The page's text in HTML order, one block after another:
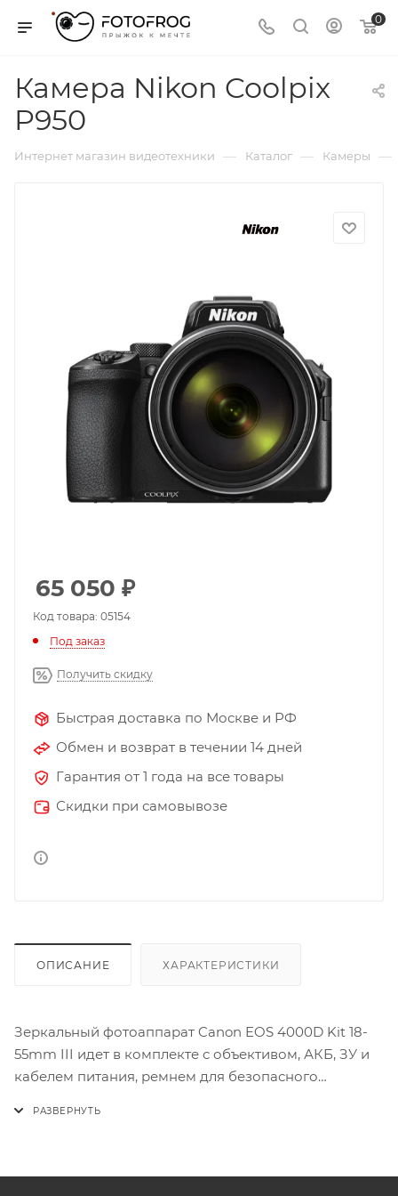
0
Камера Nikon Coolpix
P950
Интернет магазин видеотехники — Каталог — Камеры —
65 050 ₽
Код товара: 05154
Под заказ
Получить скидку
Быстрая доставка по Москве и РФ
Обмен и возврат в течении 14 дней
Гарантия от 1 года на все товары
Скидки при самовывозе
ОПИСАНИЕ ХАРАКТЕРИСТИКИ
Зеркальный фотоаппарат Canon EOS 4000D Kit 18-
55mm III идет в комплекте с объективом, АКБ, ЗУ и
кабелем питания, ремнем для безопасного